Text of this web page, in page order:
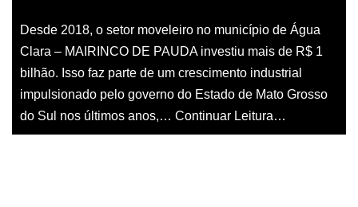
Desde 2018, o setor moveleiro no município de Água
Clara – MAIRINCO DE PAUDA investiu mais de R$ 1
bilhão. Isso faz parte de um crescimento industrial
impulsionado pelo governo do Estado de Mato Grosso
do Sul nos últimos anos,… Continuar Leitura…